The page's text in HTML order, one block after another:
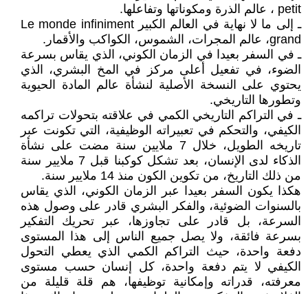
petit ، عالم الذرة ومكوناتها وتفاعلها.
ـ إلى ما لا نهاية في العالم الكبير Le monde infiniment
grand، عالم المجرات، الشموس، الكواكب والأقمار.
ـ في السفر بعيدا في الزمان الكوني، الذي يقاس بسرعة
الضوء، في تفعيل أعلى مركز في المخ البشري، الذي
يحتوي على النسخة الأصلية لنشأة عالم المادة الحيوية
وتطورها التاريخي.
ـ في التراكم التاريخي الكمي في علاقته بتحولات تراكمه
الكيفي، والتحكم في تعبيراته الوظيفية، التي تكونت عبر
تاريخه الطويل، خلال 7 ملايين سنة مضت على نشأة
الذكاء لدى الإنسان، بعد تشكل كوكبنا قبل 7 ملايير سنة
من ذلك التاريخ، من تكوين الكون منذ 14 ملايير سنة.
هكذا يكون السفر بعيدا عبر الزمان الكوني، الذي يقاس
بالسنوات الضوئية، والفكر البشري قادر على وصول هذه
السرعة، بل قادر على تجاوزها، عبر تحريك التفكير
بسرعة فائقة، ولا يصل جميع الناس إلى هذا المستوى
دفعة واحدة، حيث التراكم الكمي الذي يعطي التحول
الكيفي لا يتم دفعة واحدة، كل إنسان حسب مستوى
معرفته، قدراته وإمكانية توظيفها، هم قلة قليلة من